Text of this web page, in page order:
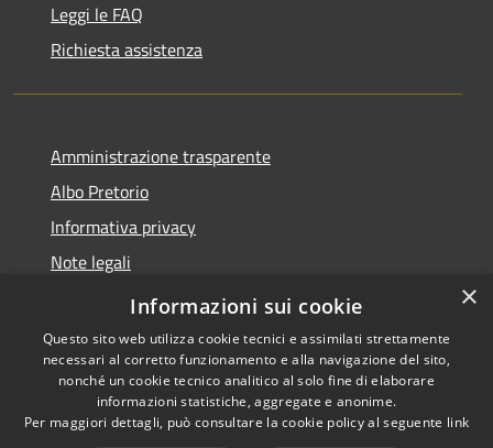
Leggi le FAQ
Richiesta assistenza
Amministrazione trasparente
Albo Pretorio
Informativa privacy
Note legali
Dichiarazione di accessibilità
Accessibilità
Copyright © 2026 • Comune di
Force • Powered by
×
Informazioni sui cookie
Questo sito web utilizza cookie tecnici e assimilati strettamente
necessari al corretto funzionamento e alla navigazione del sito,
nonché un cookie tecnico analitico al solo fine di elaborare
informazioni statistiche, aggregate e anonime.
Per maggiori dettagli, può consultare la cookie policy al seguente link